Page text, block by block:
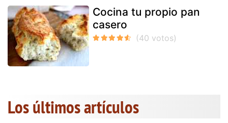
Cocina tu propio pan
casero
Los últimos artículos